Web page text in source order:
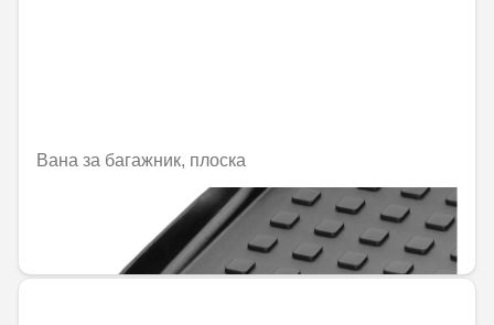
Вана за багажник, плоска
144,00 € / 281,64 лв.